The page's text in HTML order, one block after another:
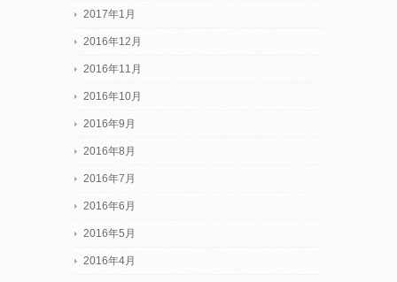
2017年1月
2016年12月
2016年11月
2016年10月
2016年9月
2016年8月
2016年7月
2016年6月
2016年5月
2016年4月